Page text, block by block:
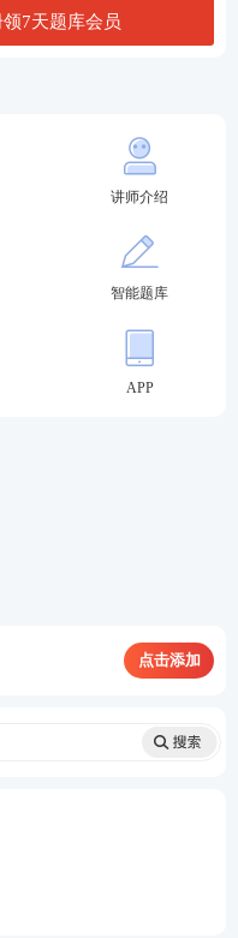
破产原因，但公司董
资，但公司董事、监
。
订购一台设备，根
司支付了30％的货
。获悉人民法院受理
管理人主张取回在运
运输、返还货物。但
纳义务已经超过诉讼
否成立？并说明理
级管理人员在公司发
7天题库会员
讲师介绍
智能题库
APP
点击添加